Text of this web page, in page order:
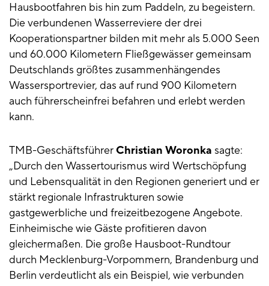
Hausbootfahren bis hin zum Paddeln, zu begeistern.
Die verbundenen Wasserreviere der drei
Kooperationspartner bilden mit mehr als 5.000 Seen
und 60.000 Kilometern Fließgewässer gemeinsam
Deutschlands größtes zusammenhängendes
Wassersportrevier, das auf rund 900 Kilometern
auch führerscheinfrei befahren und erlebt werden
kann.
TMB-GeschäftsführerChristian Woronka sagte:
„Durch den Wassertourismus wird Wertschöpfung
und Lebensqualität in den Regionen generiert und er
stärkt regionale Infrastrukturen sowie
gastgewerbliche und freizeitbezogene Angebote.
Einheimische wie Gäste profitieren davon
gleichermaßen. Die große Hausboot-Rundtour
durch Mecklenburg-Vorpommern, Brandenburg und
Berlin verdeutlicht als ein Beispiel, wie verbunden